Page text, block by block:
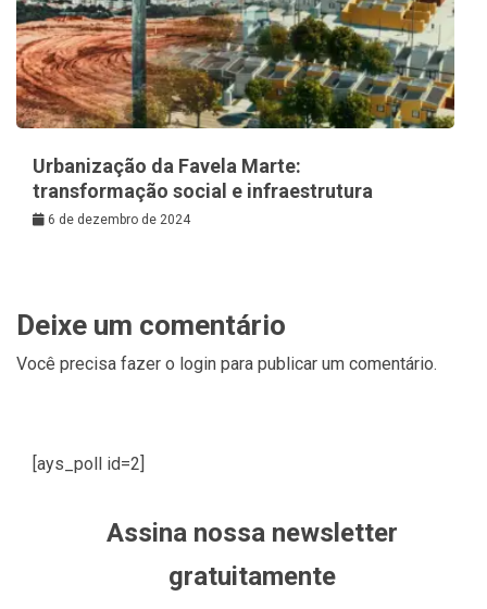
Urbanização da Favela Marte:
transformação social e infraestrutura
6 de dezembro de 2024
Deixe um comentário
Você precisa fazer o login para publicar um comentário.
[ays_poll id=2]
Assina nossa newsletter
gratuitamente